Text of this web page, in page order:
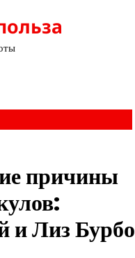
причины
и Лиз Бурбо